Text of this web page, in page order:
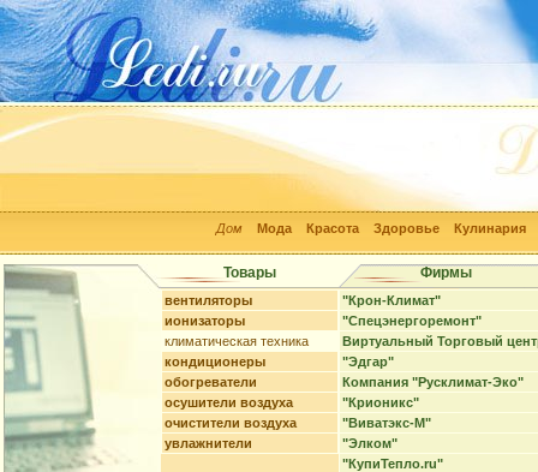
Дом Мода Красота Здоровье Кулинария
Товары Фирмы
вентиляторы
ионизаторы
климатическая техника
кондиционеры
обогреватели
осушители воздуха
очистители воздуха
увлажнители
"Крон-Климат"
"Спецэнергоремонт"
Виртуальный Торговый
"Эдгар"
Компания "Русклимат-Эко"
"Крионикс"
"Виватэкс-М"
"Элком"
"КупиТепло.ru"